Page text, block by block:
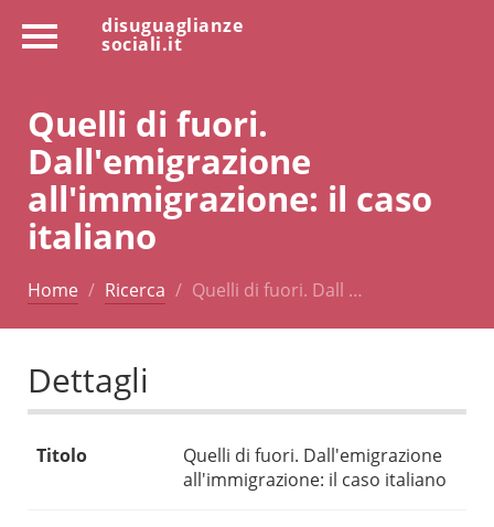
disuguaglianze
sociali.it
Quelli di fuori.
Dall'emigrazione
all'immigrazione: il caso
italiano
Home Ricerca Quelli di fuori. Dall …
Dettagli
Titolo
Quelli di fuori. Dall'emigrazione
all'immigrazione: il caso italiano